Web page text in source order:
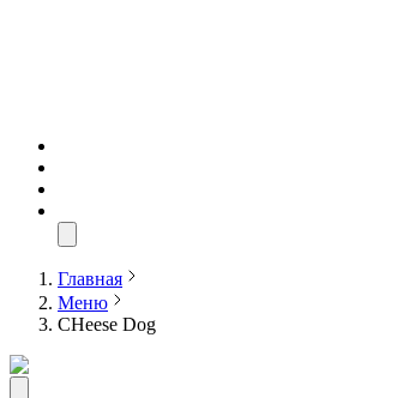
Главная
Меню
CHeese Dog